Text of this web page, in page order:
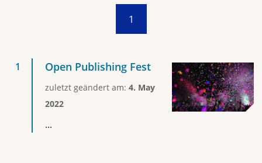
1
Open Publishing Fest
zuletzt geändert am: 4. May
2022
...